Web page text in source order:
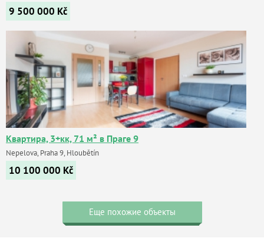
9 500 000 Kč
Квартира, 3+кк, 71 м² в Праге 9
Nepelova, Praha 9, Hloubětín
10 100 000 Kč
Еще похожие объекты